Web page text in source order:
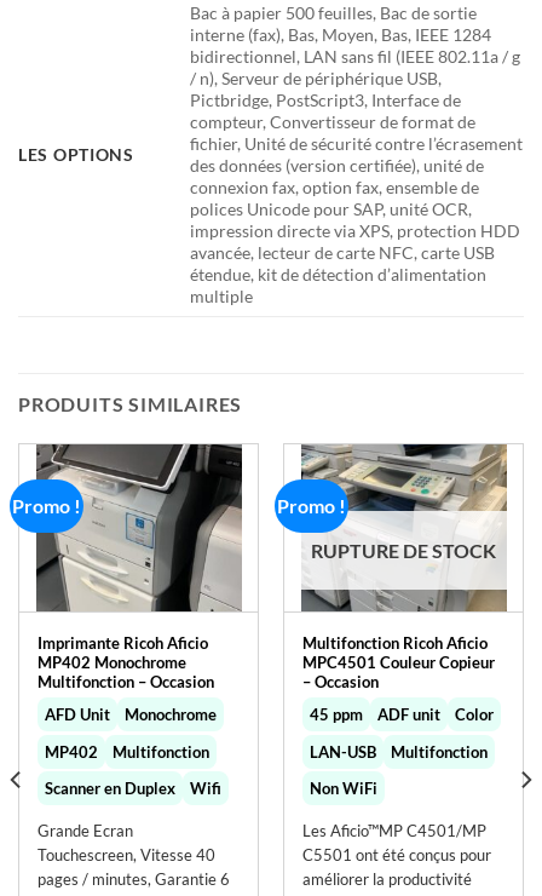
LES OPTIONS
Bac à papier 500 feuilles, Bac de sortie
interne (fax), Bas, Moyen, Bas, IEEE 1284
bidirectionnel, LAN sans fil (IEEE 802.11a / g
/ n), Serveur de périphérique USB,
Pictbridge, PostScript3, Interface de
compteur, Convertisseur de format de
fichier, Unité de sécurité contre l’écrasement
des données (version certifiée), unité de
connexion fax, option fax, ensemble de
polices Unicode pour SAP, unité OCR,
impression directe via XPS, protection HDD
avancée, lecteur de carte NFC, carte USB
étendue, kit de détection d’alimentation
multiple
PRODUITS SIMILAIRES
Promo !
Imprimante Ricoh Aficio
MP402 Monochrome
Multifonction – Occasion
AFD Unit
Monochrome
MP402
Multifonction
Scanner en Duplex
Wifi
Grande Ecran
Touchescreen, Vitesse 40
pages / minutes, Garantie 6
Promo !
RUPTURE DE STOCK
Multifonction Ricoh Aficio
MPC4501 Couleur Copieur
– Occasion
45 ppm
ADF unit
Color
LAN-USB
Multifonction
Non WiFi
Les Aficio™MP C4501/MP
C5501 ont été conçus pour
améliorer la productivité